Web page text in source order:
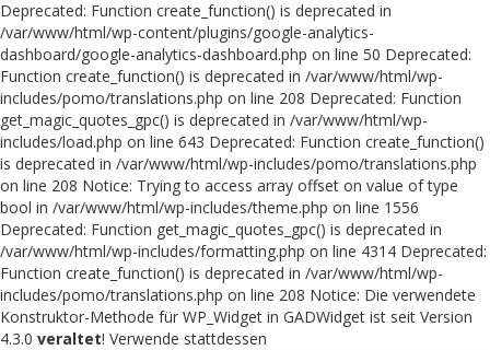
Deprecated: Function create_function() is deprecated in
/var/www/html/wp-content/plugins/google-analytics-
dashboard/google-analytics-dashboard.php on line 50 Deprecated:
Function create_function() is deprecated in /var/www/html/wp-
includes/pomo/translations.php on line 208 Deprecated: Function
get_magic_quotes_gpc() is deprecated in /var/www/html/wp-
includes/load.php on line 643 Deprecated: Function create_function()
is deprecated in /var/www/html/wp-includes/pomo/translations.php
on line 208 Notice: Trying to access array offset on value of type
bool in /var/www/html/wp-includes/theme.php on line 1556
Deprecated: Function get_magic_quotes_gpc() is deprecated in
/var/www/html/wp-includes/formatting.php on line 4314 Deprecated:
Function create_function() is deprecated in /var/www/html/wp-
includes/pomo/translations.php on line 208 Notice: Die verwendete
Konstruktor-Methode für WP_Widget in GADWidget ist seit Version
4.3.0 veraltet! Verwende stattdessen